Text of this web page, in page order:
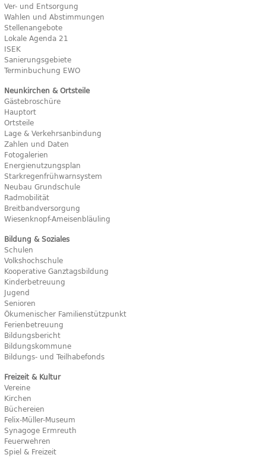
Ver- und Entsorgung
Wahlen und Abstimmungen
Stellenangebote
Lokale Agenda 21
ISEK
Sanierungsgebiete
Terminbuchung EWO
Neunkirchen & Ortsteile
Gästebroschüre
Hauptort
Ortsteile
Lage & Verkehrsanbindung
Zahlen und Daten
Fotogalerien
Energienutzungsplan
Starkregenfrühwarnsystem
Neubau Grundschule
Radmobilität
Breitbandversorgung
Wiesenknopf-Ameisenbläuling
Bildung & Soziales
Schulen
Volkshochschule
Kooperative Ganztagsbildung
Kinderbetreuung
Jugend
Senioren
Ökumenischer Familienstützpunkt
Ferienbetreuung
Bildungsbericht
Bildungskommune
Bildungs- und Teilhabefonds
Freizeit & Kultur
Vereine
Kirchen
Büchereien
Felix-Müller-Museum
Synagoge Ermreuth
Feuerwehren
Spiel & Freizeit